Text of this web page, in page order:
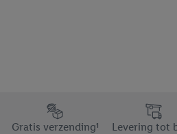
Footerelement met de
Gratis verzending¹
Levering tot